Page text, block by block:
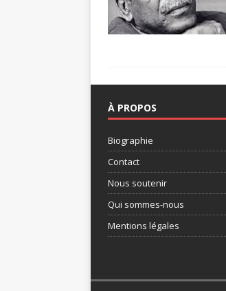
À PROPOS
Biographie
Contact
Nous soutenir
Qui sommes-nous
Mentions légales